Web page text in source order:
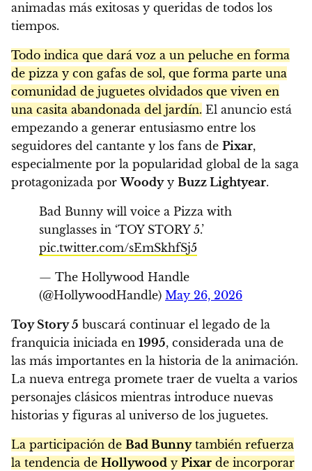
animadas más exitosas y queridas de todos los
tiempos.
Todo indica que dará voz a un peluche en forma
de pizza y con gafas de sol, que forma parte una
comunidad de juguetes olvidados que viven en
una casita abandonada del jardín. El anuncio está
empezando a generar entusiasmo entre los
seguidores del cantante y los fans de Pixar,
especialmente por la popularidad global de la saga
protagonizada porWoodyy Buzz Lightyear.
Bad Bunny will voice a Pizza with
sunglasses in ‘TOY STORY 5.’
pic.twitter.com/sEmSkhfSj5
— The Hollywood Handle
(@HollywoodHandle) May 26, 2026
Toy Story 5 buscará continuar el legado de la
franquicia iniciada en 1995, considerada una de
las más importantes en la historia de la animación.
La nueva entrega promete traer de vuelta a varios
personajes clásicos mientras introduce nuevas
historias y figuras al universo de los juguetes.
La participación de Bad Bunnytambién refuerza
la tendencia de Hollywood y Pixar de incorporar